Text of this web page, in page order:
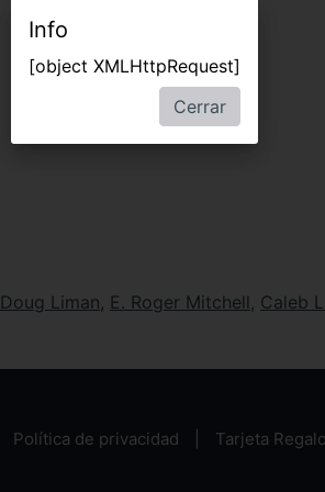
Doug Liman, E. Roger Mitchell , Caleb
Política de privacidad Tarjeta Regalo
Info
[object XMLHttpRequest]
Cerrar